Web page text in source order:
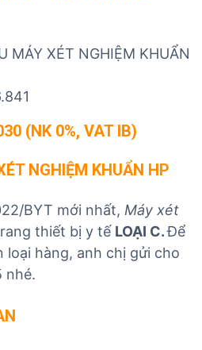
MÁY XÉT NGHIỆM KHUẨN
(NK 0%, VAT IB)
NGHIỆM KHUẨN HP
BYT mới nhất, Máy xét
thiết bị y tế LOẠI C.Để
loại hàng, anh chị gửi cho
nhé.